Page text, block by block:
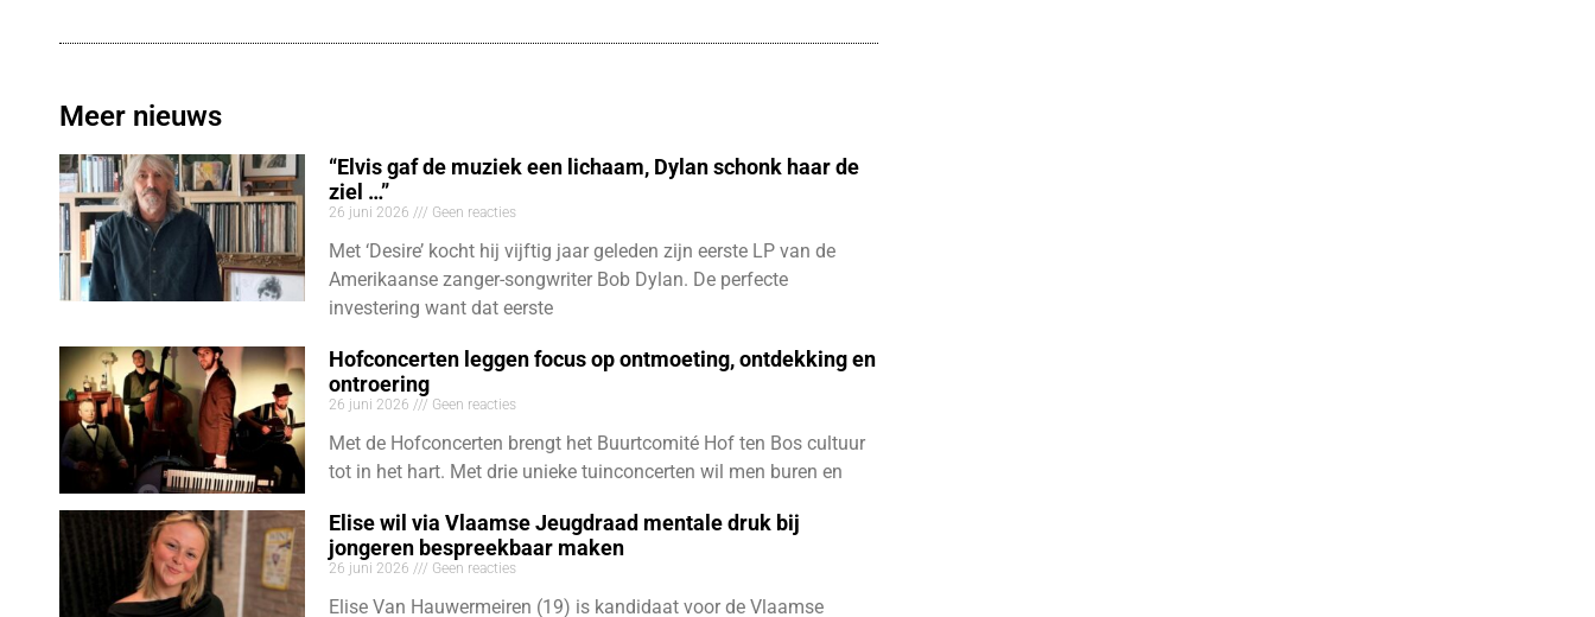
Meer nieuws
“Elvis gaf de muziek een lichaam, Dylan schonk haar de
ziel …”
26 juni 2026 Geen reacties
Met ‘Desire’ kocht hij vijftig jaar geleden zijn eerste LP van de
Amerikaanse zanger-songwriter Bob Dylan. De perfecte
investering want dat eerste
Hofconcerten leggen focus op ontmoeting, ontdekking en
ontroering
26 juni 2026 Geen reacties
Met de Hofconcerten brengt het Buurtcomité Hof ten Bos cultuur
tot in het hart. Met drie unieke tuinconcerten wil men buren en
Elise wil via Vlaamse Jeugdraad mentale druk bij
jongeren bespreekbaar maken
26 juni 2026 Geen reacties
Elise Van Hauwermeiren (19) is kandidaat voor de Vlaamse